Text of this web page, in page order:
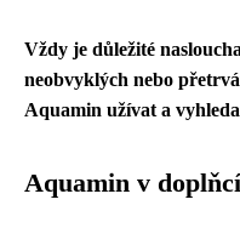
Vždy je důležité
neobvyklých nebo
Aquamin užívat a
Aquamin v